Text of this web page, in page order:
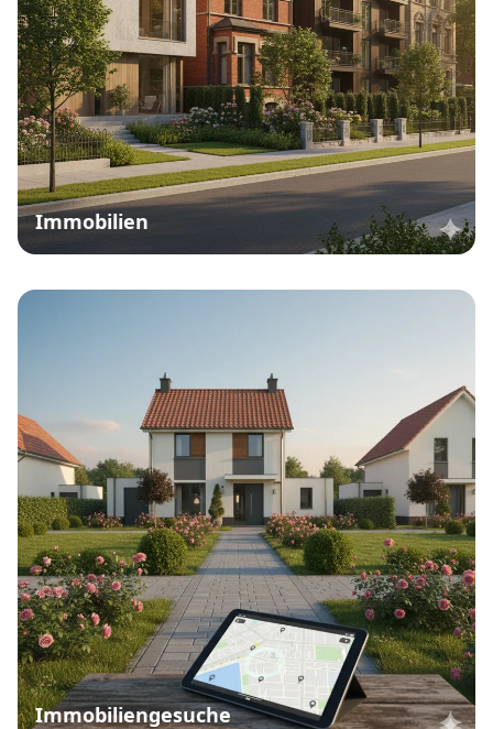
Immobilien
Immobiliengesuche